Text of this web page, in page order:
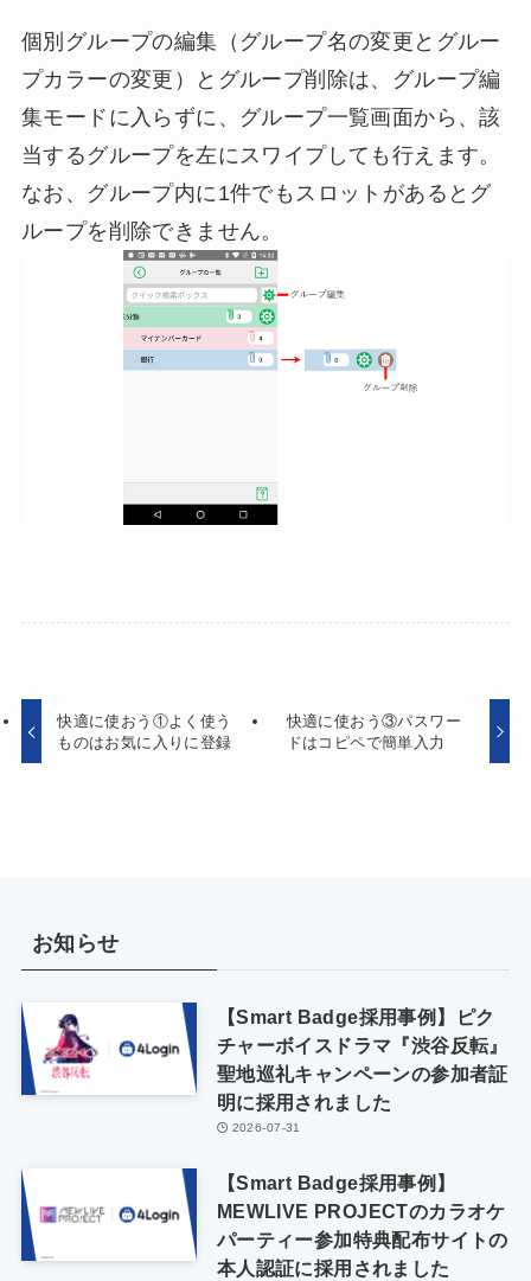
個別グループの編集（グループ名の変更とグルー
プカラーの変更）とグループ削除は、グループ編
集モードに入らずに、グループ一覧画面から、該
当するグループを左にスワイプしても行えます。
なお、グループ内に1件でもスロットがあるとグ
ループを削除できません。
快適に使おう③パスワー
ドはコピペで簡単入力
快適に使おう①よく使う
ものはお気に入りに登録
お知らせ
【Smart Badge採用事例】ピク
チャーボイスドラマ『渋谷反転』
聖地巡礼キャンペーンの参加者証
明に採用されました
2026-07-31
【Smart Badge採用事例】
MEWLIVE PROJECTのカラオケ
パーティー参加特典配布サイトの
本人認証に採用されました